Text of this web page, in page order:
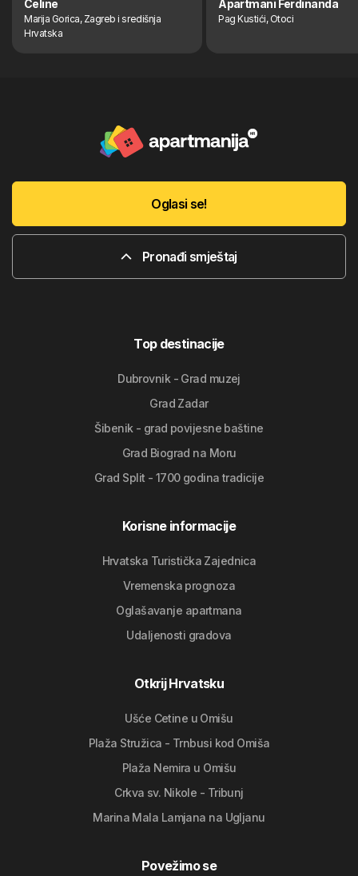
Celine
Marija Gorica, Zagreb i središnja
Hrvatska
Apartmani Ferdinanda
Pag Kustići, Otoci
Oglasi se!
Pronađi smještaj
Top destinacije
Dubrovnik - Grad muzej
Grad Zadar
Šibenik - grad povijesne baštine
Grad Biograd na Moru
Grad Split - 1700 godina tradicije
Korisne informacije
Hrvatska Turistička Zajednica
Vremenska prognoza
Oglašavanje apartmana
Udaljenosti gradova
Otkrij Hrvatsku
Ušće Cetine u Omišu
Plaža Stružica - Trnbusi kod Omiša
Plaža Nemira u Omišu
Crkva sv. Nikole - Tribunj
Marina Mala Lamjana na Ugljanu
Povežimo se